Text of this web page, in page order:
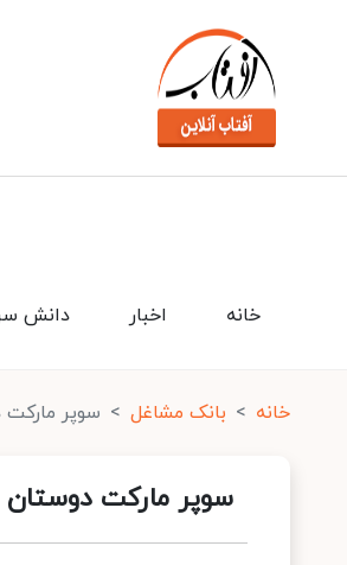
دانش اخبار خانه
خانه بانک مشاغل سوپر
سوپر مارکت دوستان